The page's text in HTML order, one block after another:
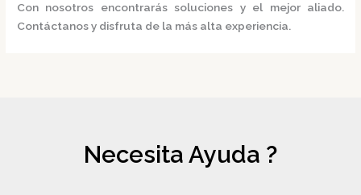
Con nosotros encontrarás soluciones y el mejor aliado.
Contáctanos y disfruta de la más alta experiencia.
Necesita Ayuda ?